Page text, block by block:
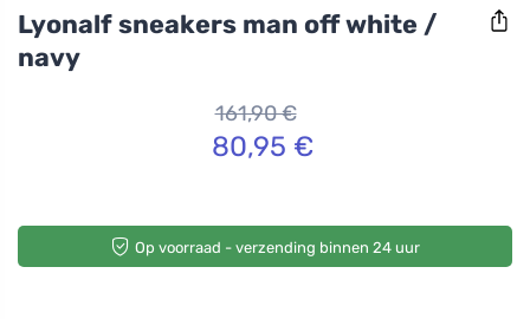
Lyonalf sneakers man off white /
navy
161,90 €
80,95 €
Op voorraad - verzending binnen 24 uur